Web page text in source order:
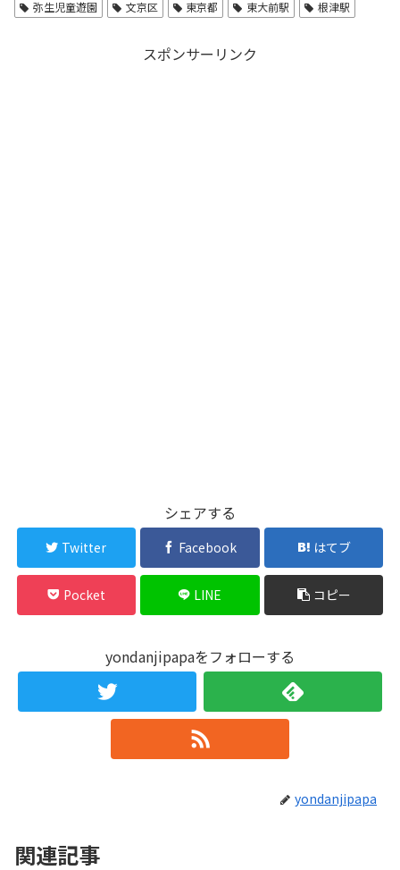
弥生児童遊園 文京区 東京都 東大前駅 根津駅
スポンサーリンク
シェアする
Twitter Facebook はてブ
Pocket LINE コピー
yondanjipapaをフォローする
yondanjipapa
関連記事